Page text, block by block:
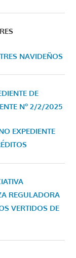
NAVIDEÑOS
DE
Nº 2/2/2025
EXPEDIENTE
REGULADORA
VERTIDOS DE